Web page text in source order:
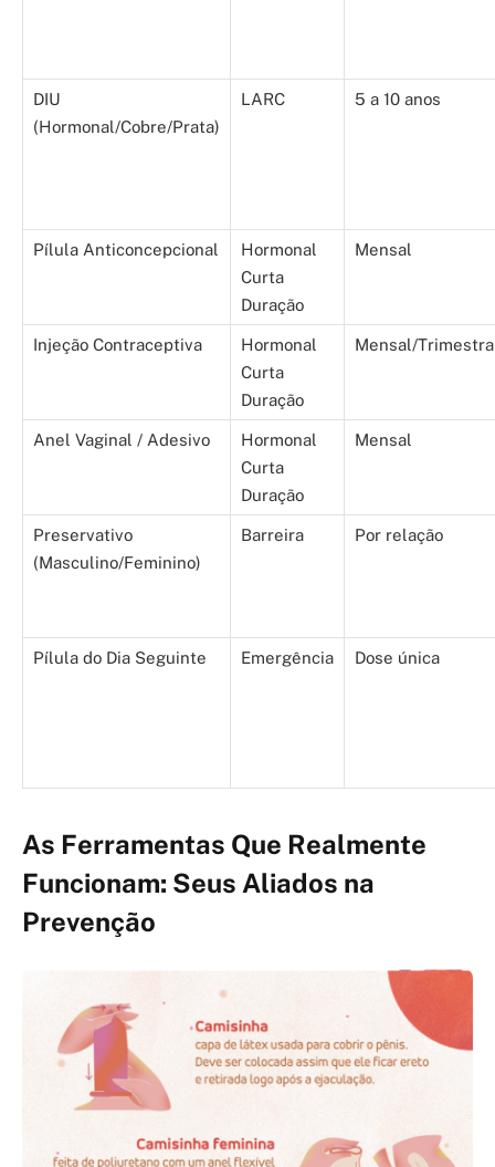
DIU
(Hormonal/Cobre/Prata)
LARC 5 a 10 anos
Pílula Anticoncepcional
Hormonal
Curta
Duração
Mensal
Injeção Contraceptiva
Hormonal
Curta
Duração
Mensal/
Anel Vaginal / Adesivo
Hormonal
Curta
Duração
Mensal
Preservativo
(Masculino/Feminino)
Barreira Por relação
Pílula do Dia Seguinte Emergência Dose única
As Ferramentas Que Realmente
Funcionam: Seus Aliados na
Prevenção